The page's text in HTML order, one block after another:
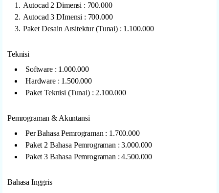
Autocad 2 Dimensi : 700.000
Autocad 3 DImensi : 700.000
Paket Desain Arsitektur (Tunai) : 1.100.000
Teknisi
Software : 1.000.000
Hardware : 1.500.000
Paket Teknisi (Tunai) : 2.100.000
Pemrograman & Akuntansi
Per Bahasa Pemrograman : 1.700.000
Paket 2 Bahasa Pemrograman : 3.000.000
Paket 3 Bahasa Pemrograman : 4.500.000
Bahasa Inggris